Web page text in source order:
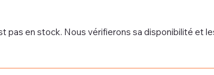
pas en stock. Nous vérifierons sa disponibilité et